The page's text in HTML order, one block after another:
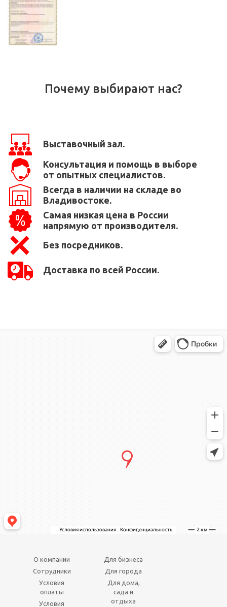
Почему выбирают нас?
Выставочный зал.
Консультация и помощь в выборе
от опытных специалистов.
Всегда в наличии на складе во
Владивостоке.
Самая низкая цена в России
напрямую от производителя.
Без посредников.
Доставка по всей России.
О компании
Сотрудники
Условия
оплаты
Условия
Для бизнеса
Для города
Для дома,
сада и
отдыха